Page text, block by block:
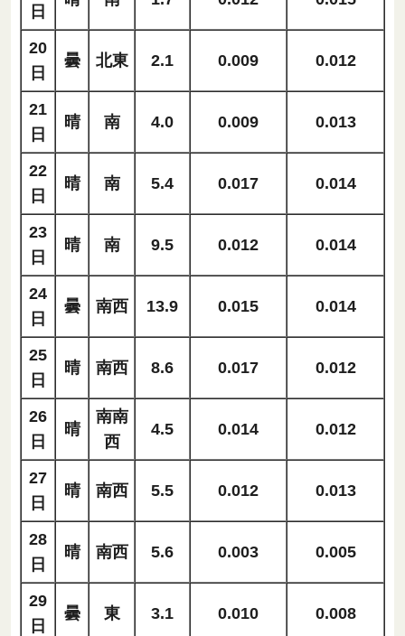
日
20
日
曇 北東 2.1 0.009 0.012
21
日
晴 南 4.0 0.009 0.013
22
日
晴 南 5.4 0.017 0.014
23
日
晴 南 9.5 0.012 0.014
24
日
曇 南西 13.9 0.015 0.014
25
日
晴 南西 8.6 0.017 0.012
26
日
晴
南南
西
4.5 0.014 0.012
27
日
晴 南西 5.5 0.012 0.013
28
日
晴 南西 5.6 0.003 0.005
29
日
曇 東 3.1 0.010 0.008